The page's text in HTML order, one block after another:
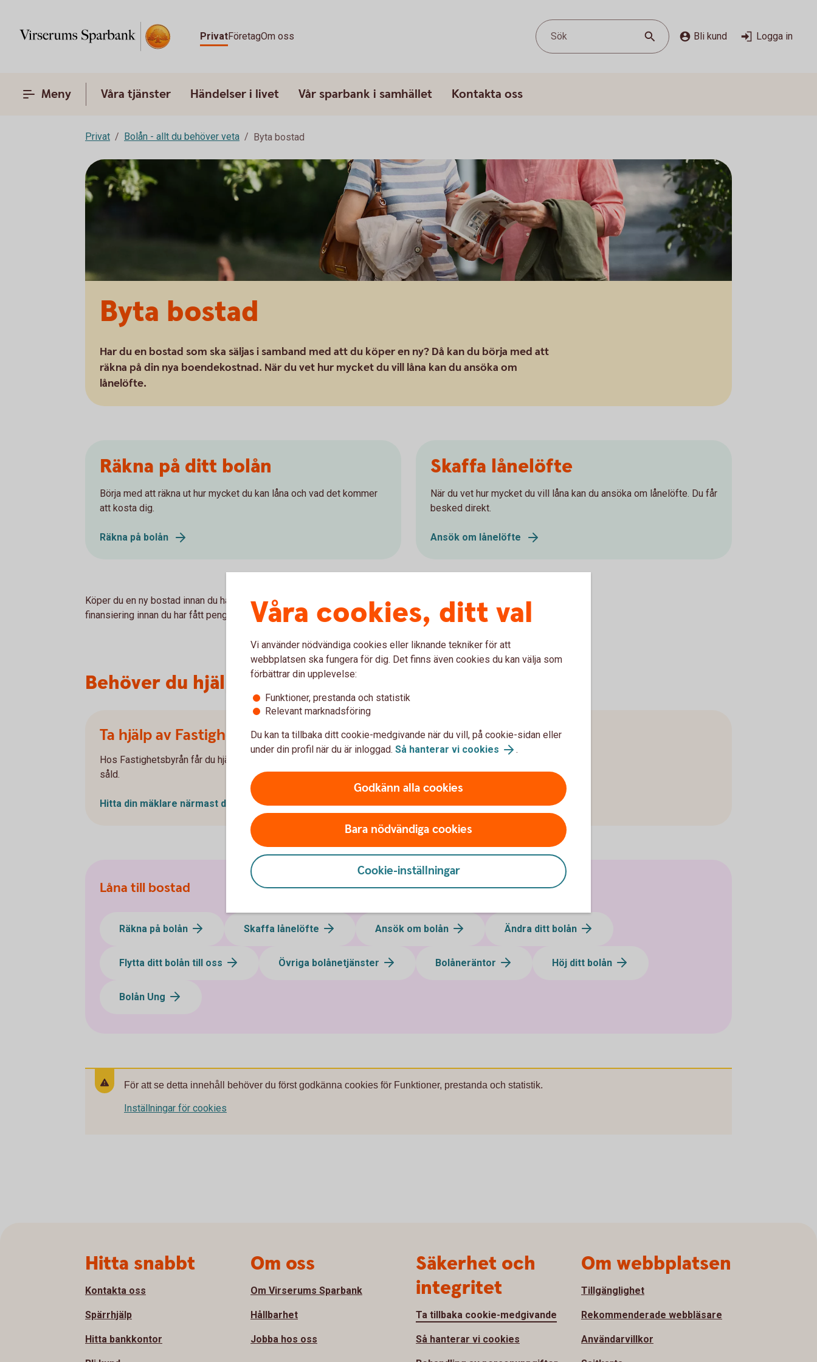
PrivatFöretagOm oss Sök Bli kund Logga in
Meny Våra tjänster Händelser i livet Vår sparbank i samhället Kontakta oss
Privat Bolån - allt du behöver veta Byta bostad
Byta bostad
Har du en bostad som ska säljas i samband med att du köper en ny? Då kan du börja med att
räkna på din nya boendekostnad. När du vet hur mycket du vill låna kan du ansöka om
lånelöfte.
Räkna på ditt bolån
Börja med att räkna ut hur mycket du kan låna och vad det kommer
att kosta dig.
Räkna på bolån
Skaffa lånelöfte
När du vet hur mycket du vill låna kan du ansöka om lånelöfte. Du får
besked direkt.
Ansök om lånelöfte
Köper du en ny bostad innan du har sålt din befintliga kanske du behöver hjälp med
finansiering innan du har fått pengar från din egna försäljning.
Behöver du hjälp av en mäklare?
Ta hjälp av Fastighetsbyrån
Hos Fastighetsbyrån får du hjälp att sälja din bostad, från värdering tills att bostaden är
såld.
Hitta din mäklare närmast dig (fastighetsbyran.com)
Låna till bostad
Räkna på bolån Skaffa lånelöfte Ansök om bolån Ändra ditt bolån
Flytta ditt bolån till oss Övriga bolånetjänster Bolåneräntor Höj ditt bolån
Bolån Ung
För att se detta innehåll behöver du först godkänna cookies för Funktioner, prestanda och statistik.
Inställningar för cookies
Våra cookies, ditt val
Vi använder nödvändiga cookies eller liknande tekniker för att
webbplatsen ska fungera för dig. Det finns även cookies du kan välja som
förbättrar din upplevelse:
Funktioner, prestanda och statistik
Relevant marknadsföring
Du kan ta tillbaka ditt cookie-medgivande när du vill, på cookie-sidan eller
under din profil när du är inloggad. Så hanterar vi cookies .
Godkänn alla cookies
Bara nödvändiga cookies
Cookie-inställningar
Hitta snabbt
Kontakta oss
Spärrhjälp
Hitta bankkontor
Om oss
Om Virserums Sparbank
Hållbarhet
Jobba hos oss
Säkerhet och
integritet
Ta tillbaka cookie-medgivande
Så hanterar vi cookies
Om webbplatsen
Tillgänglighet
Rekommenderade webbläsare
Användarvillkor